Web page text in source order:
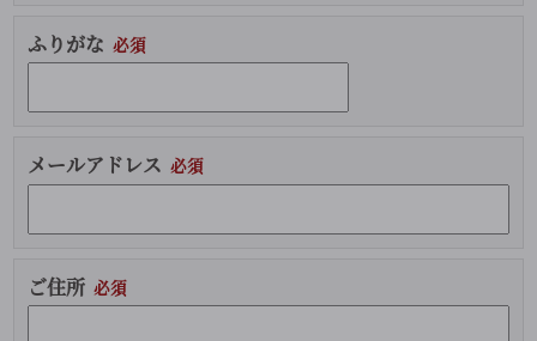
ふりがな
メールアドレス
ご住所